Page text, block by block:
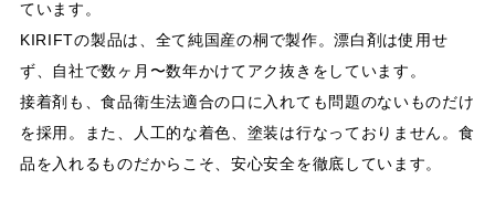
ています。
KIRIFTの製品は、全て純国産の桐で製作。漂白剤は使用せ
ず、自社で数ヶ月〜数年かけてアク抜きをしています。
接着剤も、食品衛生法適合の口に入れても問題のないものだけ
を採用。また、人工的な着色、塗装は行なっておりません。食
品を入れるものだからこそ、安心安全を徹底しています。